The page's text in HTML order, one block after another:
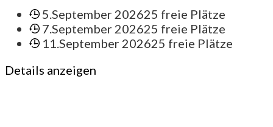
5.September 202625 freie Plätze
7.September 202625 freie Plätze
11.September 202625 freie Plätze
Details anzeigen